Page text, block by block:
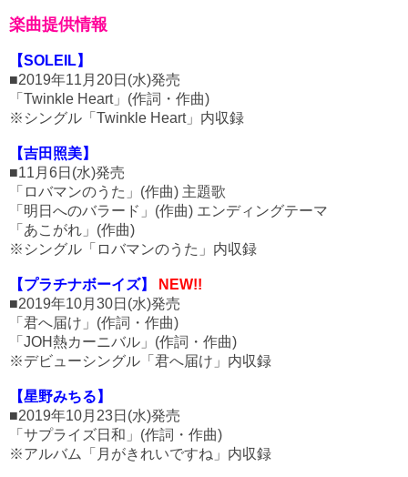
楽曲提供情報
【SOLEIL】
■2019年11月20日(水)発売
「Twinkle Heart」(作詞・作曲)
※シングル「Twinkle Heart」内収録
【吉田照美】
■11月6日(水)発売
「ロバマンのうた」(作曲) 主題歌
「明日へのバラード」(作曲) エンディングテーマ
「あこがれ」(作曲)
※シングル「ロバマンのうた」内収録
【プラチナボーイズ】
NEW!!
■2019年10月30日(水)発売
「君へ届け」(作詞・作曲)
「JOH熱カーニバル」(作詞・作曲)
※デビューシングル「君へ届け」内収録
【星野みちる】
■2019年10月23日(水)発売
「サプライズ日和」(作詞・作曲)
※アルバム「月がきれいですね」内収録